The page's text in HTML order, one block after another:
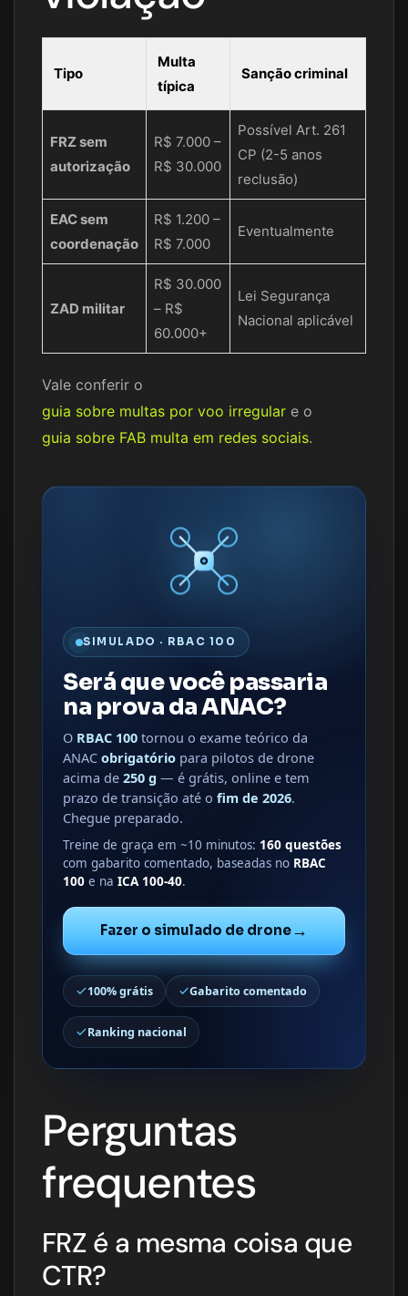
Tipo
Multa
típica
Sanção criminal
FRZ sem
autorização
R$ 7.000 –
R$ 30.000
Possível Art. 261
CP (2-5 anos
reclusão)
EAC sem
coordenação
R$ 1.200 –
R$ 7.000
Eventualmente
ZAD militar
R$ 30.000
– R$
60.000+
Lei Segurança
Nacional aplicável
Vale conferir o
guia sobre multas por voo irregular e o
guia sobre FAB multa em redes sociais.
SIMULADO · RBAC 100
Será que você passaria
na prova da ANAC?
O RBAC 100 tornou o exame teórico da
ANAC obrigatório para pilotos de drone
acima de 250 g — é grátis, online e tem
prazo de transição até o fim de 2026.
Chegue preparado.
Treine de graça em ~10 minutos: 160 questões
com gabarito comentado, baseadas no RBAC
100 e na ICA 100-40.
Fazer o simulado de drone→
100% grátis Gabarito comentado
Ranking nacional
Perguntas
frequentes
FRZ é a mesma coisa que
CTR?